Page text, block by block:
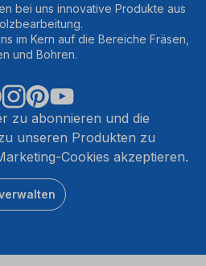
bei uns innovative Produkte aus
im Kern auf die Bereiche Fräsen,
und Bohren.
zu abonnieren und die
unseren Produkten zu
Cookies akzeptieren.